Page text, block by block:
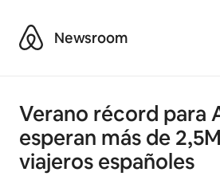
AirbnbNewsroom
Verano récord para
esperan más de
viajeros españoles